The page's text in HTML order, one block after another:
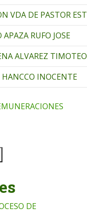
VDA DE PASTOR
APAZA RUFO JOSE
ALVAREZ TIMOTEO
INOCENTE
DE